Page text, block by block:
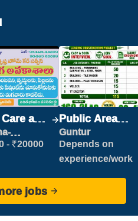
and
care
- ₹20000
Public Area
Cleaner
Guntur
Depends on
experience/work
jobs